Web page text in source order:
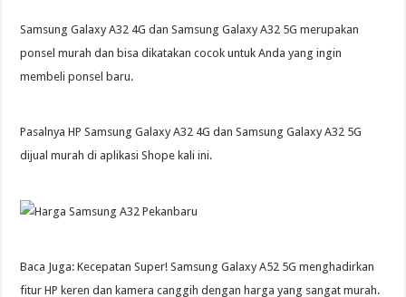
Samsung Galaxy A32 4G dan Samsung Galaxy A32 5G merupakan
ponsel murah dan bisa dikatakan cocok untuk Anda yang ingin
membeli ponsel baru.
Pasalnya HP Samsung Galaxy A32 4G dan Samsung Galaxy A32 5G
dijual murah di aplikasi Shope kali ini.
Baca Juga: Kecepatan Super! Samsung Galaxy A52 5G menghadirkan
fitur HP keren dan kamera canggih dengan harga yang sangat murah.